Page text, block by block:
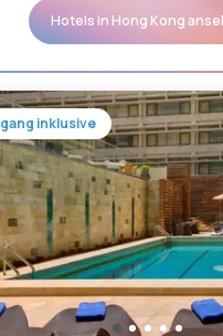
Hotels in Hong Kong
inklusive